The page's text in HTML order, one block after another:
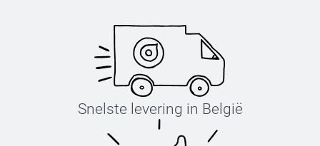
Snelste levering in België